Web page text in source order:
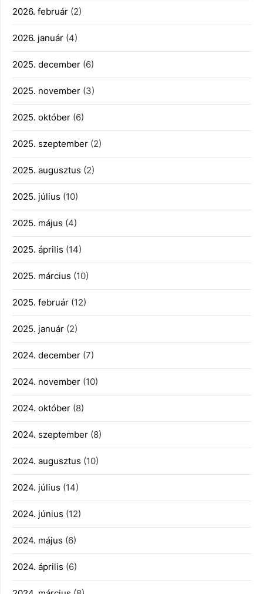
2026. február (2)
2026. január (4)
2025. december (6)
2025. november (3)
2025. október (6)
2025. szeptember (2)
2025. augusztus (2)
2025. július (10)
2025. május (4)
2025. április (14)
2025. március (10)
2025. február (12)
2025. január (2)
2024. december (7)
2024. november (10)
2024. október (8)
2024. szeptember (8)
2024. augusztus (10)
2024. július (14)
2024. június (12)
2024. május (6)
2024. április (6)